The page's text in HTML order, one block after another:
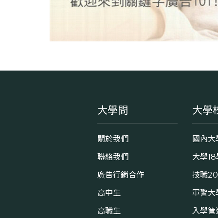
大學問
關於我們
聯絡我們
廣告行銷合作
高中生
高職生
大學
國內大
大學
技職
軍警大
入學管